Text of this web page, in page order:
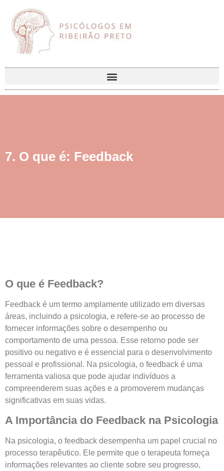
7. O que é: Feedback
O que é Feedback?
Feedback é um termo amplamente utilizado em diversas
áreas, incluindo a psicologia, e refere-se ao processo de
fornecer informações sobre o desempenho ou
comportamento de uma pessoa. Esse retorno pode ser
positivo ou negativo e é essencial para o desenvolvimento
pessoal e profissional. Na psicologia, o feedback é uma
ferramenta valiosa que pode ajudar indivíduos a
compreenderem suas ações e a promoverem mudanças
significativas em suas vidas.
A Importância do Feedback na Psicologia
Na psicologia, o feedback desempenha um papel crucial no
processo terapêutico. Ele permite que o terapeuta forneça
informações relevantes ao cliente sobre seu progresso,